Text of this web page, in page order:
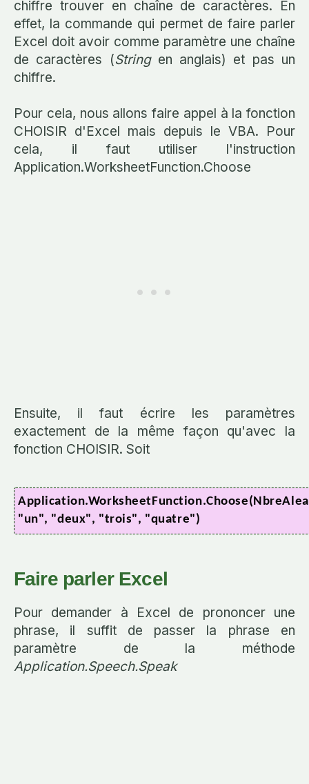
chiffre trouver en chaîne de caractères. En
effet, la commande qui permet de faire parler
Excel doit avoir comme paramètre une chaîne
de caractères (String en anglais) et pas un
chiffre.
Pour cela, nous allons faire appel à la fonction
CHOISIR d'Excel mais depuis le VBA. Pour
cela, il faut utiliser l'instruction
Application.WorksheetFunction.Choose
Ensuite, il faut écrire les paramètres
exactement de la même façon qu'avec la
fonction CHOISIR. Soit
"un", "deux", "trois", "quatre")
Faire parler Excel
Pour demander à Excel de prononcer une
phrase, il suffit de passer la phrase en
paramètre de la méthode
Application.Speech.Speak